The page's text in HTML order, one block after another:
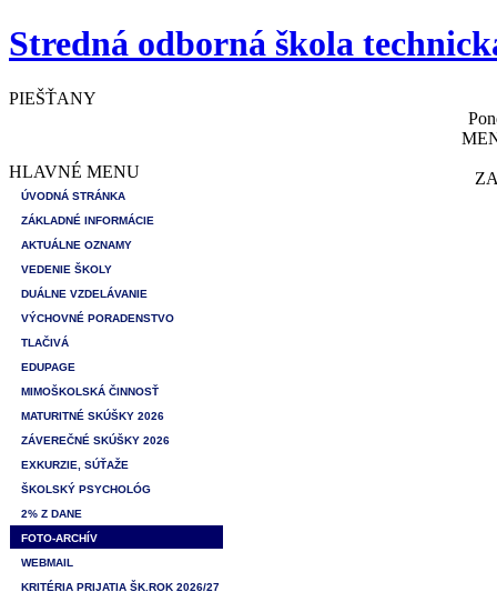
Stredná odborná škola
PIEŠŤANY
HLAVNÉ MENU
ÚVODNÁ STRÁNKA
ZÁKLADNÉ INFORMÁCIE
AKTUÁLNE OZNAMY
VEDENIE ŠKOLY
DUÁLNE VZDELÁVANIE
VÝCHOVNÉ PORADENSTVO
TLAČIVÁ
EDUPAGE
MIMOŠKOLSKÁ ČINNOSŤ
MATURITNÉ SKÚŠKY 2026
ZÁVEREČNÉ SKÚŠKY 2026
EXKURZIE, SÚŤAŽE
ŠKOLSKÝ PSYCHOLÓG
2% Z DANE
FOTO-ARCHÍV
WEBMAIL
KRITÉRIA PRIJATIA ŠK.ROK 2026/27